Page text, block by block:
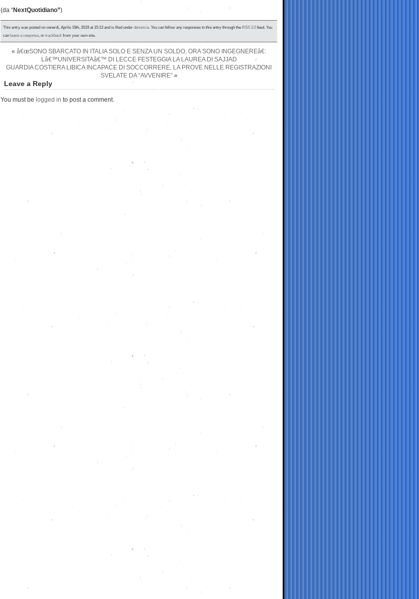
(da “NextQuotidiano”)
This entry was posted on venerdì, Aprile 19th, 2019 at 15:13 and is filed underdenuncia. You can follow any responses to this entry through theRSS 2.0feed. You
canleave a response, ortrackbackfrom your own site.
« â€œSONO SBARCATO IN ITALIA SOLO E SENZA UN SOLDO, ORA SONO INGEGNEREâ€:
Lâ€™UNIVERSITAâ€™ DI LECCE FESTEGGIA LA LAUREA DI SAJJAD
GUARDIA COSTIERA LIBICA INCAPACE DI SOCCORRERE, LA PROVE NELLE REGISTRAZIONI
SVELATE DA “AVVENIRE”»
Leave a Reply
You must be logged in to post a comment.